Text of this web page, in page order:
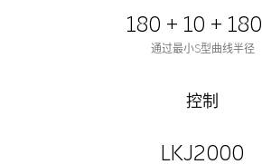
180 + 10 + 180
通过最小S型曲线半径
控制
LKJ2000